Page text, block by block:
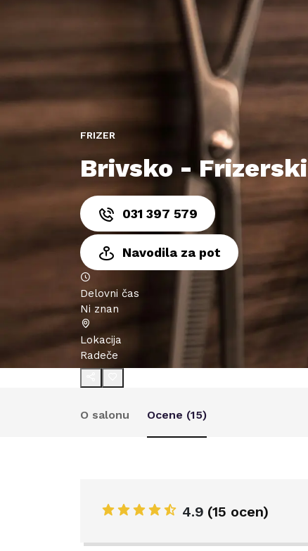
FRIZER
Brivsko -
031 397 579
Navodila za pot
Delovni čas
Ni znan
Lokacija
Radeče
O salonu Ocene (15)
4.9 (15 ocen)